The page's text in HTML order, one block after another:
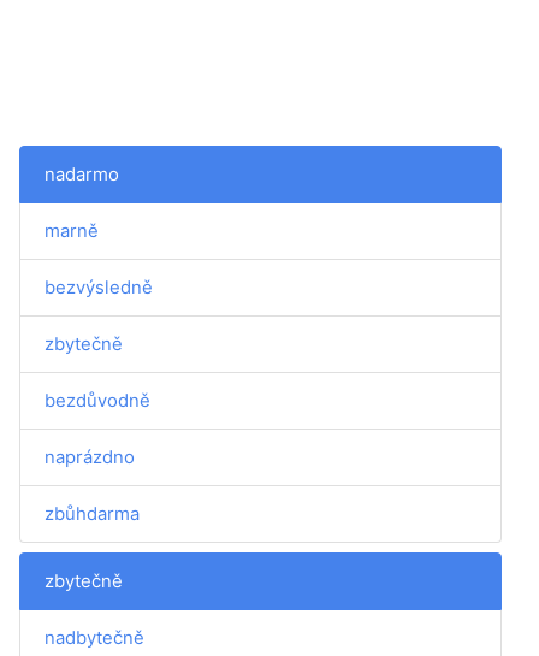
nadarmo
marně
bezvýsledně
zbytečně
bezdůvodně
naprázdno
zbůhdarma
zbytečně
nadbytečně